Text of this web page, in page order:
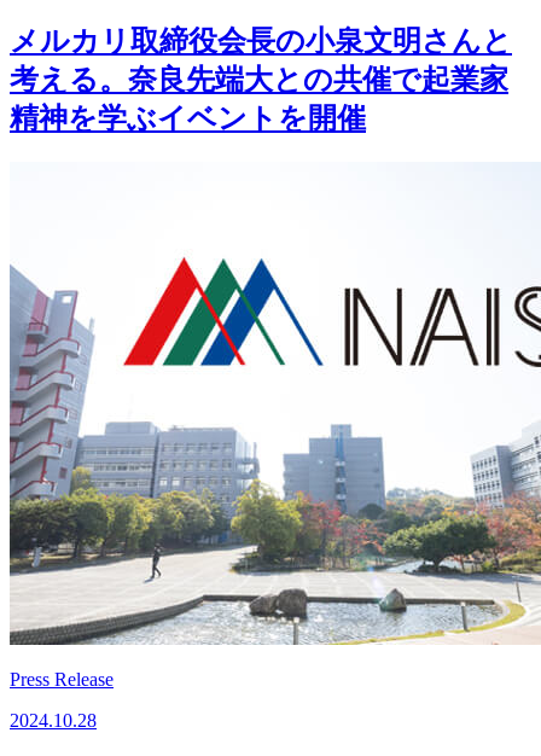
メルカリ取締役会長の小泉文明さんと
考える。奈良先端大との共催で起業家
精神を学ぶイベントを開催
Press Release
2024.10.28